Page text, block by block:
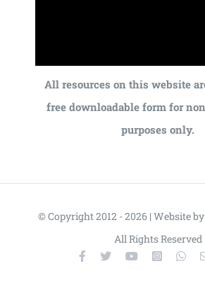
All resources on this website
free downloadable form for
purposes only.
© Copyright 2012 - 2026 | Website by
All Rights Reserved